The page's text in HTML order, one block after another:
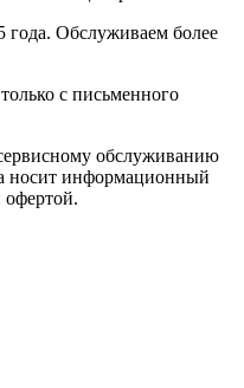
года. Обслуживаем более
с письменного
обслуживанию
носит информационный
офертой.